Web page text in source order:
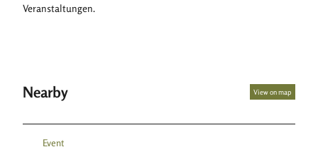
Veranstaltungen.
Nearby View on map
Event